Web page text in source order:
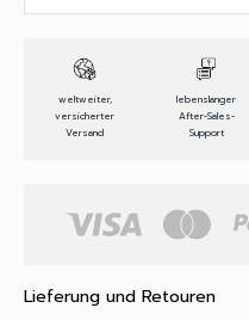
weltweiter,
versicherter
Versand
lebenslanger
After-Sales-
Support
Lieferung und Retouren